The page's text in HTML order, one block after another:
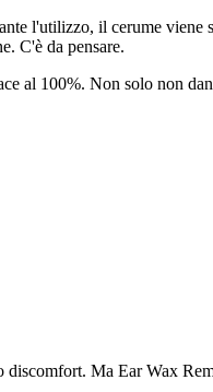
l'utilizzo, il cerume
C'è da pensare.
al 100%. Non solo non
Ma Ear Wax